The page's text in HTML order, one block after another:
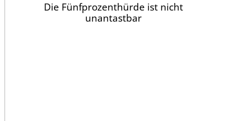
Die Fünfprozenthürde ist nicht
unantastbar